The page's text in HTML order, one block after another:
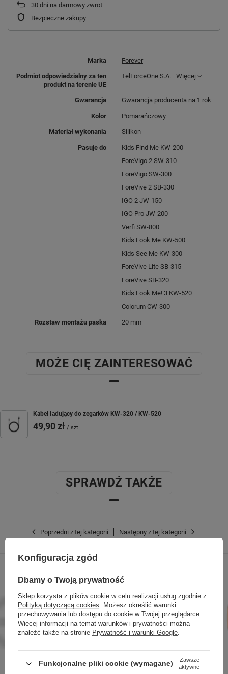
30 dni na darmowy zwrot
Bezpieczne zakupy
Marka Forever
Podmiot odpowiedzialny za ten
produkt na terenie UE
TelForceOne S.A. Więcej
Gwarancja Gwarancja producenta na 1 rok
Kolor Pomarańczowy
Materiał wykonania Silikon
Pasuje do
Kids Find Me KW-200
ForeVigo 2 SW-310
ForeVigo SW-300
ForeVive 2 SB-330
IGO 2 JW-150
IGO Pro JW-200
Verfi SW-800
Kids Look Me KW-500
Kids See Me KW-300
ForeVive Lite SB-315
ForeVive SB-320
Kids Look Me! 3 KW-520
Colorum CW-300
Rozstaw montażu paska 20 mm
MOŻE CIĘ ZAINTERESOWAĆ
Kabel ładujący do zegarków KW-320 / KW-520
49,90 zł / szt.
SPRAWDŹ TAKŻE
Poprzedni z tej kategorii Następny z tej kategorii
Konfiguracja zgód
Dbamy o Twoją prywatność
Sklep korzysta z plików cookie w celu realizacji usług zgodnie z
Polityką dotyczącą cookies. Możesz określić warunki
przechowywania lub dostępu do cookie w Twojej przeglądarce.
Więcej informacji na temat warunków i prywatności można
znaleźć także na stronie Prywatność i warunki Google.
Funkcjonalne pliki cookie (wymagane)
Zawsze
aktywne